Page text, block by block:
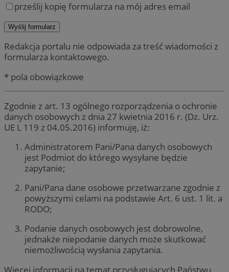
prześlij kopię formularza na mój adres email
Redakcja portalu nie odpowiada za treść wiadomości z
formularza kontaktowego.
* pola obowiązkowe
Zgodnie z art. 13 ogólnego rozporządzenia o ochronie
danych osobowych z dnia 27 kwietnia 2016 r. (Dz. Urz.
UE L 119 z 04.05.2016) informuję, iż:
Administratorem Pani/Pana danych osobowych
jest Podmiot do którego wysyłane będzie
zapytanie;
Pani/Pana dane osobowe przetwarzane zgodnie z
powyższymi celami na podstawie Art. 6 ust. 1 lit. a
RODO;
Podanie danych osobowych jest dobrowolne,
jednakże niepodanie danych może skutkować
niemożliwością wysłania zapytania.
Więcej informacji na temat przysługujących Państwu